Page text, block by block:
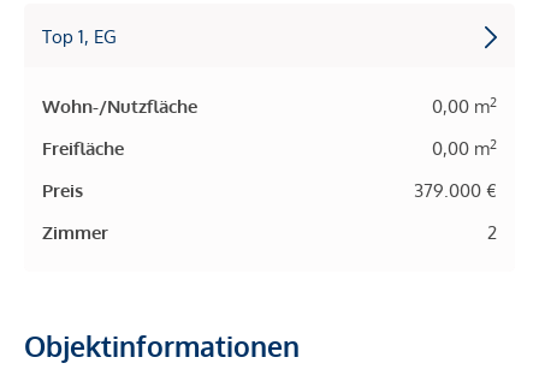
Top 1, EG
Wohn-/Nutzfläche 0,00 m2
Freifläche 0,00 m2
Preis
379.000 €
Zimmer
2
Objektinformationen